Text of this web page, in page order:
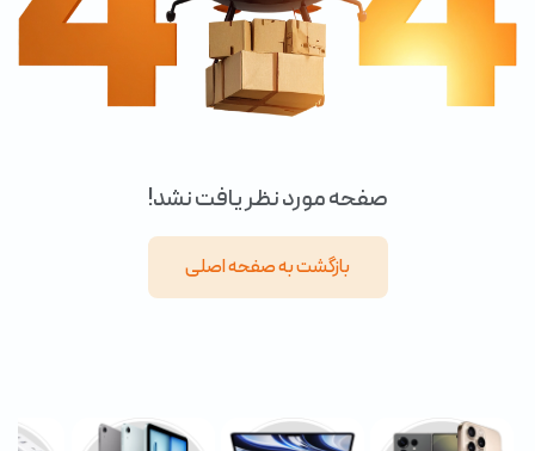
صفحه مورد نظر یافت نشد!
بازگشت به صفحه اصلی